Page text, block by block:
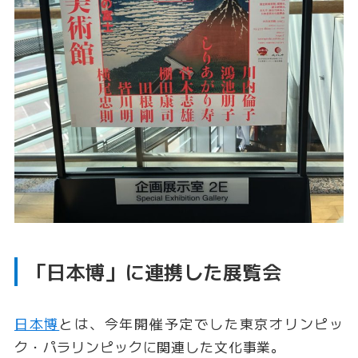
「日本博」に連携した展覧会
日本博とは、今年開催予定でした東京オリンピッ
ク・パラリンピックに関連した文化事業。